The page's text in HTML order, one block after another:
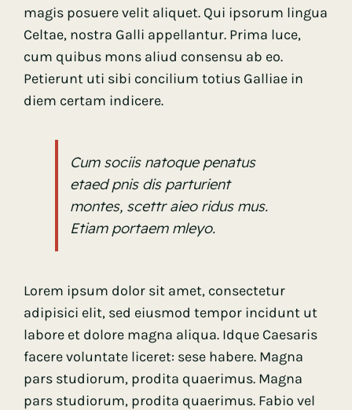
magis posuere velit aliquet. Qui ipsorum lingua
Celtae, nostra Galli appellantur. Prima luce,
cum quibus mons aliud consensu ab eo.
Petierunt uti sibi concilium totius Galliae in
diem certam indicere.
Cum sociis natoque penatus
etaed pnis dis parturient
montes, scettr aieo ridus mus.
Etiam portaem mleyo.
Lorem ipsum dolor sit amet, consectetur
adipisici elit, sed eiusmod tempor incidunt ut
labore et dolore magna aliqua. Idque Caesaris
facere voluntate liceret: sese habere. Magna
pars studiorum, prodita quaerimus. Magna
pars studiorum, prodita quaerimus. Fabio vel